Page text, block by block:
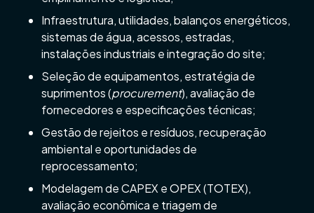
Infraestrutura, utilidades, balanços energéticos,
sistemas de água, acessos, estradas,
instalações industriais e integração do site;
Seleção de equipamentos, estratégia de
suprimentos (procurement), avaliação de
fornecedores e especificações técnicas;
Gestão de rejeitos e resíduos, recuperação
ambiental e oportunidades de
reprocessamento;
Modelagem de CAPEX e OPEX (TOTEX),
avaliação econômica e triagem de